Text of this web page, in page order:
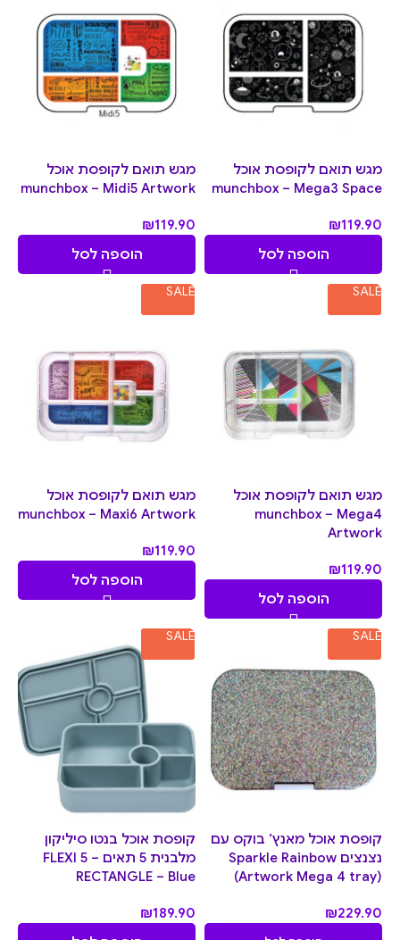
מגש תואם לקופסת אוכל
munchbox – Mega3 Space
₪119.90
הוספה לסל
מגש תואם לקופסת אוכל
munchbox – Midi5 Artwork
₪119.90
הוספה לסל
SALE
מגש תואם לקופסת אוכל
munchbox – Mega4
Artwork
₪119.90
הוספה לסל
SALE
מגש תואם לקופסת אוכל
munchbox – Maxi6 Artwork
₪119.90
הוספה לסל
SALE
קופסת אוכל מאנץ’ בוקס עם
נצנצים Sparkle Rainbow
(Artwork Mega 4 tray)
₪229.90
SALE
קופסת אוכל בנטו סיליקון
מלבנית 5 תאים – FLEXI 5
RECTANGLE – Blue
₪189.90